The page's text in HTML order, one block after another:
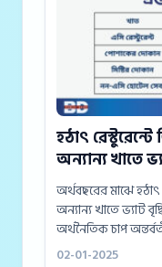
হঠাৎ
অন্যান্য খাতে
অর্থবছরের মাঝে
অন্যান্য খাতে ভ্যাট
অর্থনৈতিক চাপ
দোকান এবং আরও কিছু
02-01-2025